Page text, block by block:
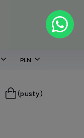
(pusty)